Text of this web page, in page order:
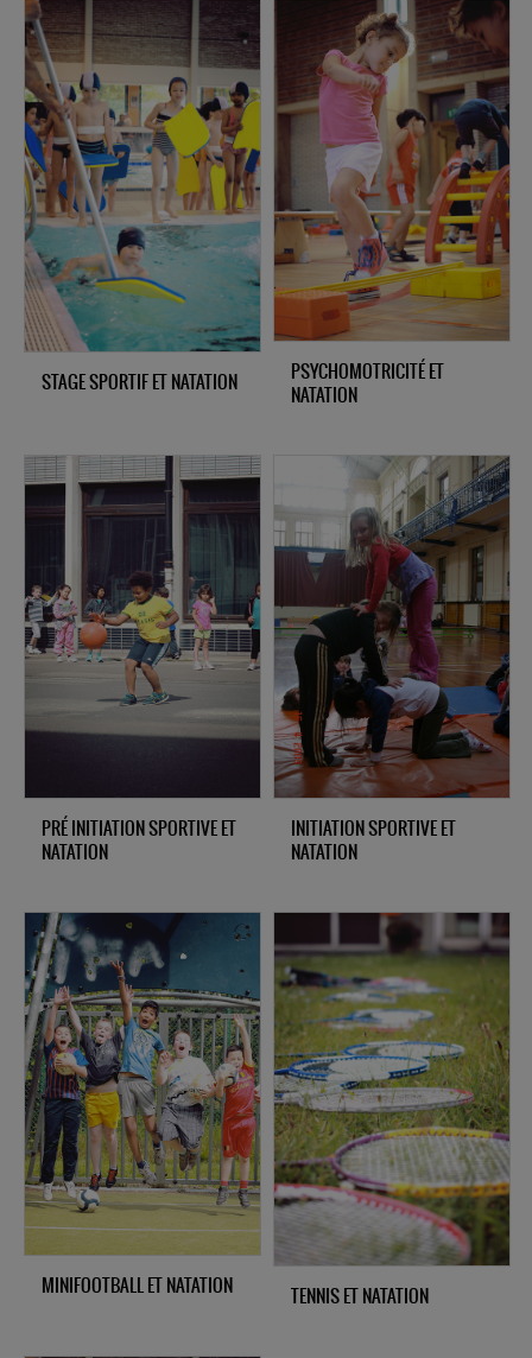
STAGE SPORTIF ET NATATION
PSYCHOMOTRICITÉ ET
NATATION
PRÉ INITIATION SPORTIVE ET
NATATION
INITIATION SPORTIVE ET
NATATION
MINIFOOTBALL ET NATATION TENNIS ET NATATION